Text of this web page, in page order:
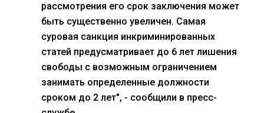
рассмотрения его срок заключения может
быть существенно увеличен. Самая
суровая санкция инкриминированных
статей предусматривает до 6 лет лишения
свободы с возможным ограничением
занимать определенные должности
сроком до 2 лет", - сообщили в пресс-